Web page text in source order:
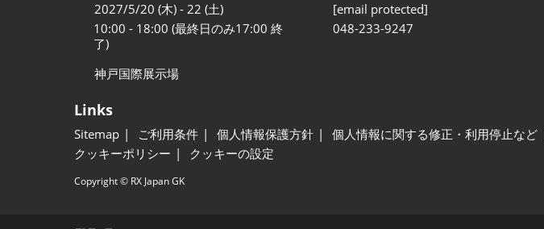
2027/5/20 (木) - 22 (土)
10:00 - 18:00 (最終日のみ17:00 終
了)
神戸国際展示場
[email protected]
048-233-9247
Links
Sitemap ご利用条件 個人情報保護方針 個人情報に関する修正・利用停止など
クッキーポリシー
クッキーの設定
Copyright © RX Japan GK